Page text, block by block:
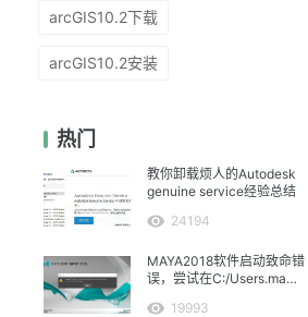
arcGIS10.2下载
arcGIS10.2安装
热门
教你卸载烦人的Autodesk
genuine service经验总结
24194
MAYA2018软件启动致命错
误，尝试在C:/Users.ma中
19993